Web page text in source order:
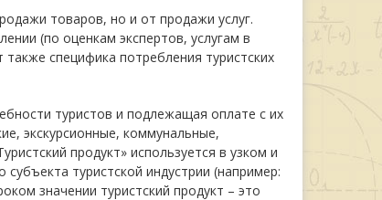
товаров, но и от продажи услуг.
(по оценкам экспертов, услугам в
специфика потребления туристских
туристов и подлежащая оплате с их
экскурсионные, коммунальные,
продукт» используется в узком и
туристской индустрии (например:
значении туристский продукт – это